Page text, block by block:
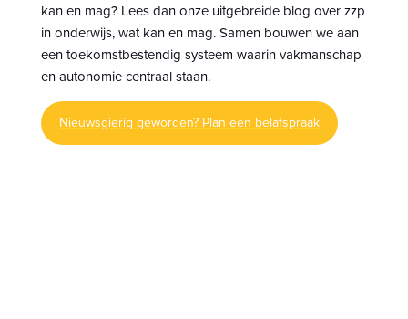
kan en mag? Lees dan onze uitgebreide blog over zzp
in onderwijs, wat kan en mag. Samen bouwen we aan
een toekomstbestendig systeem waarin vakmanschap
en autonomie centraal staan.
Nieuwsgierig geworden? Plan een belafspraak